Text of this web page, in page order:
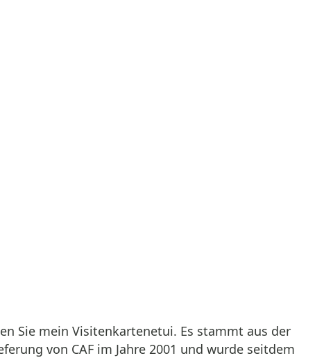
Sie mein Visitenkartenetui. Es stammt aus der
von CAF im Jahre 2001 und wurde seitdem